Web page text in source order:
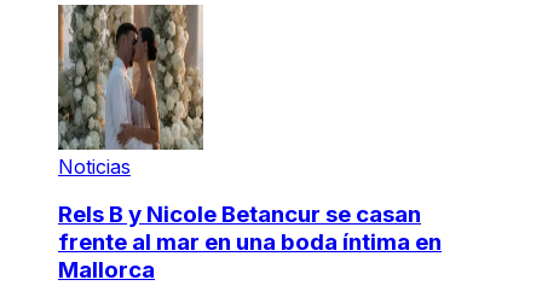
Noticias
Rels B y Nicole Betancur se casan
frente al mar en una boda íntima en
Mallorca